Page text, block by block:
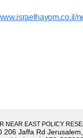
EAST POLICY
206 Jaffa Rd